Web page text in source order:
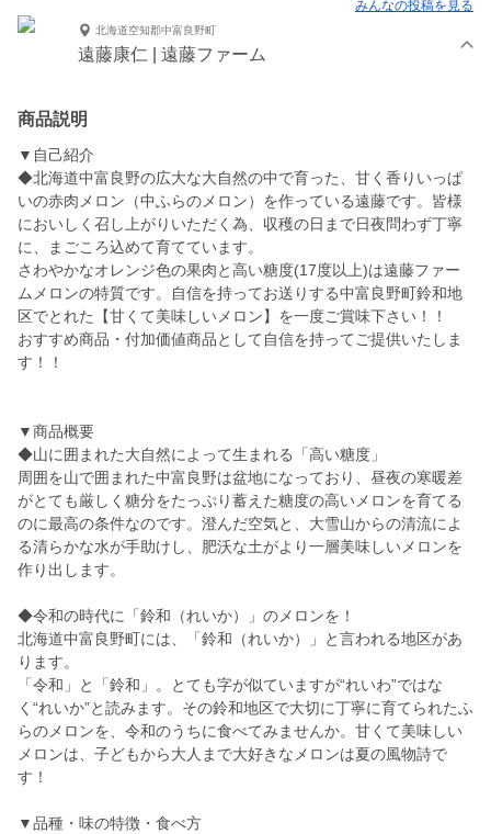
みんなの投稿を見る
北海道空知郡中富良野町
遠藤康仁 | 遠藤ファーム
商品説明
▼自己紹介
◆北海道中富良野の広大な大自然の中で育った、甘く香りいっぱ
いの赤肉メロン（中ふらのメロン）を作っている遠藤です。皆様
においしく召し上がりいただく為、収穫の日まで日夜問わず丁寧
に、まごころ込めて育てています。
さわやかなオレンジ色の果肉と高い糖度(17度以上)は遠藤ファー
ムメロンの特質です。自信を持ってお送りする中富良野町鈴和地
区でとれた【甘くて美味しいメロン】を一度ご賞味下さい！！
おすすめ商品・付加価値商品として自信を持ってご提供いたしま
す！！
▼商品概要
◆山に囲まれた大自然によって生まれる「高い糖度」
周囲を山で囲まれた中富良野は盆地になっており、昼夜の寒暖差
がとても厳しく糖分をたっぷり蓄えた糖度の高いメロンを育てる
のに最高の条件なのです。澄んだ空気と、大雪山からの清流によ
る清らかな水が手助けし、肥沃な土がより一層美味しいメロンを
作り出します。
◆令和の時代に「鈴和（れいか）」のメロンを！
北海道中富良野町には、「鈴和（れいか）」と言われる地区があ
ります。
「令和」と「鈴和」。とても字が似ていますが“れいわ”ではな
く“れいか”と読みます。その鈴和地区で大切に丁寧に育てられたふ
らのメロンを、令和のうちに食べてみませんか。甘くて美味しい
メロンは、子どもから大人まで大好きなメロンは夏の風物詩で
す！
▼品種・味の特徴・食べ方